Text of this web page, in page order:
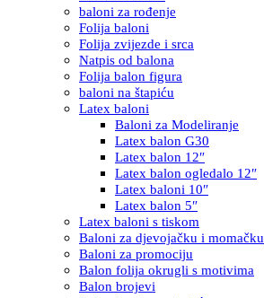
baloni za rođenje
Folija baloni
Folija zvijezde i srca
Natpis od balona
Folija balon figura
baloni na štapiću
Latex baloni
Baloni za Modeliranje
Latex balon G30
Latex balon 12″
Latex balon ogledalo 12″
Latex baloni 10″
Latex balon 5″
Latex baloni s tiskom
Baloni za djevojačku i momačku
Baloni za promociju
Balon folija okrugli s motivima
Balon brojevi